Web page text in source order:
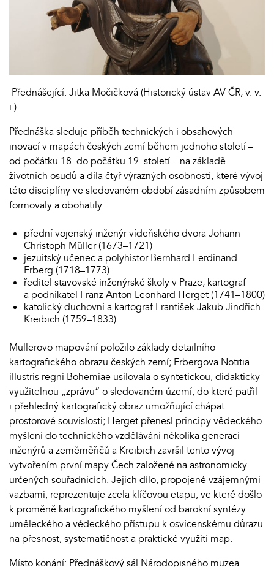
Přednášející: Jitka Močičková (Historický ústav AV ČR, v. v.
i.)
Přednáška sleduje příběh technických i obsahových
inovací v mapách českých zemí během jednoho století –
od počátku 18. do počátku 19. století – na základě
životních osudů a díla čtyř výrazných osobností, které vývoj
této disciplíny ve sledovaném období zásadním způsobem
formovaly a obohatily:
přední vojenský inženýr vídeňského dvora Johann
Christoph Müller (1673–1721)
jezuitský učenec a polyhistor Bernhard Ferdinand
Erberg (1718–1773)
ředitel stavovské inženýrské školy v Praze, kartograf
a podnikatel Franz Anton Leonhard Herget (1741–1800)
katolický duchovní a kartograf František Jakub Jindřich
Kreibich (1759–1833)
Müllerovo mapování položilo základy detailního
kartografického obrazu českých zemí; Erbergova Notitia
illustris regni Bohemiae usilovala o syntetickou, didakticky
využitelnou „zprávu“ o sledovaném území, do které patřil
i přehledný kartografický obraz umožňující chápat
prostorové souvislosti; Herget přenesl principy vědeckého
myšlení do technického vzdělávání několika generací
inženýrů a zeměměřičů a Kreibich završil tento vývoj
vytvořením první mapy Čech založené na astronomicky
určených souřadnicích. Jejich dílo, propojené vzájemnými
vazbami, reprezentuje zcela klíčovou etapu, ve které došlo
k proměně kartografického myšlení od barokní syntézy
uměleckého a vědeckého přístupu k osvícenskému důrazu
na přesnost, systematičnost a praktické využití map.
Místo konání: Přednáškový sál Národopisného muzea